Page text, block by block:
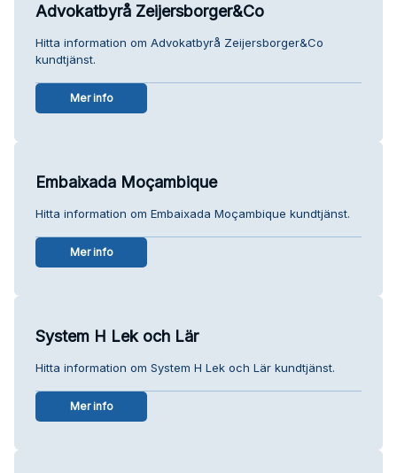
Advokatbyrå Zeijersborger&Co
Hitta information om Advokatbyrå Zeijersborger&Co
kundtjänst.
Mer info
Embaixada Moçambique
Hitta information om Embaixada Moçambique kundtjänst.
Mer info
System H Lek och Lär
Hitta information om System H Lek och Lär kundtjänst.
Mer info